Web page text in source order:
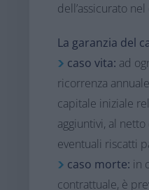
dell’assicurato
​La garanzia del
caso vita: ad
ricorrenza
capitale iniziale
aggiuntivi, al
eventuali riscatti
caso morte: in
contrattuale, è